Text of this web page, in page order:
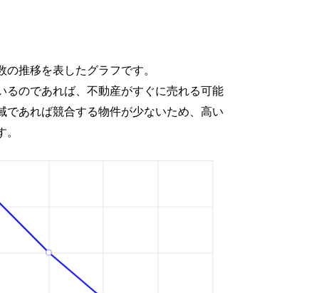
推移を表したグラフです。
るのであれば、不動産がすぐに売れる可能
であれば競合する物件が少ないため、高い